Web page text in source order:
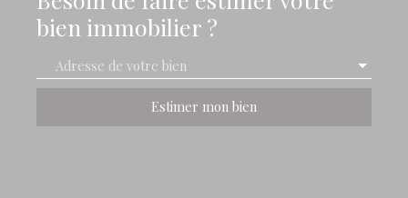
bien immobilier ?
Adresse de votre bien
Estimer mon bien